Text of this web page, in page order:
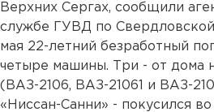
Верхних Сергах, сообщили
службе ГУВД по Свердловской
мая 22-летний безработный
четыре машины. Три - от дома
(ВАЗ-2106, ВАЗ-21061 и ВАЗ-
«Ниссан-Санни» - покусился